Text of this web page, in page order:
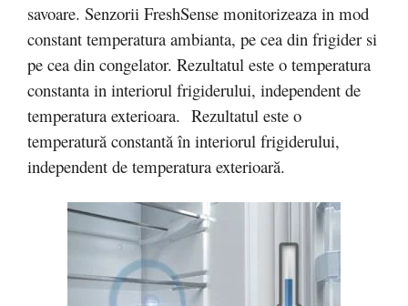
savoare. Senzorii FreshSense monitorizeaza in mod
constant temperatura ambianta, pe cea din frigider si
pe cea din congelator. Rezultatul este o temperatura
constanta in interiorul frigiderului, independent de
temperatura exterioara. Rezultatul este o
temperatură constantă în interiorul frigiderului,
independent de temperatura exterioară.